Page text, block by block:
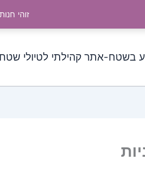
זוהי
בשטח-אתר קהילתי לטיולי שטח